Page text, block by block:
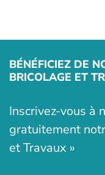
BÉNÉFICIEZ DE
BRICOLAGE ET
Inscrivez-vous à
gratuitement
et Travaux »